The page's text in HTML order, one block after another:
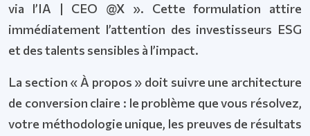
via l’IA | CEO @X ». Cette formulation attire
immédiatement l’attention des investisseurs ESG
et des talents sensibles à l’impact.
La section « À propos » doit suivre une architecture
de conversion claire : le problème que vous résolvez,
votre méthodologie unique, les preuves de résultats